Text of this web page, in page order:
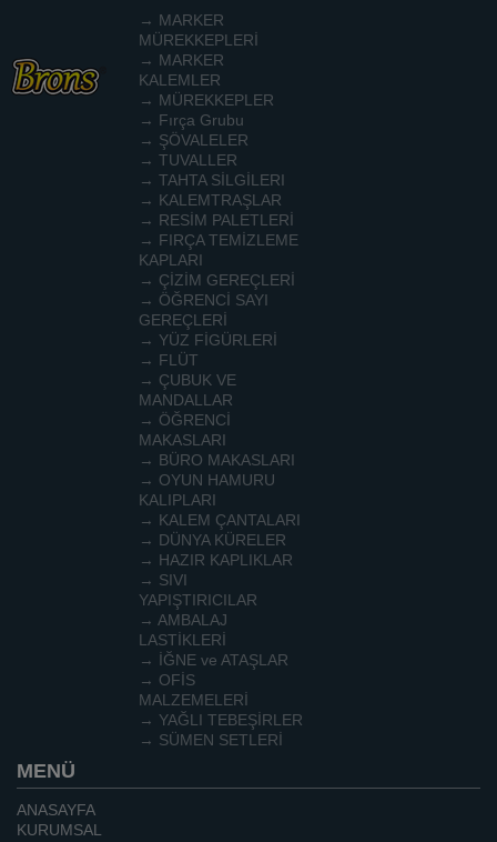
→ MARKER
MÜREKKEPLERİ
→ MARKER
KALEMLER
→ MÜREKKEPLER
→ Fırça Grubu
→ ŞÖVALELER
→ TUVALLER
→ TAHTA SİLGİLERI
→ KALEMTRAŞLAR
→ RESİM PALETLERİ
→ FIRÇA TEMİZLEME
KAPLARI
→ ÇİZİM GEREÇLERİ
→ ÖĞRENCİ SAYI
GEREÇLERİ
→ YÜZ FİGÜRLERİ
→ FLÜT
→ ÇUBUK VE
MANDALLAR
→ ÖĞRENCİ
MAKASLARI
→ BÜRO MAKASLARI
→ OYUN HAMURU
KALIPLARI
→ KALEM ÇANTALARI
→ DÜNYA KÜRELER
→ HAZIR KAPLIKLAR
→ SIVI
YAPIŞTIRICILAR
→ AMBALAJ
LASTİKLERİ
→ İĞNE ve ATAŞLAR
→ OFİS
MALZEMELERİ
→ YAĞLI TEBEŞİRLER
→ SÜMEN SETLERİ
MENÜ
ANASAYFA
KURUMSAL